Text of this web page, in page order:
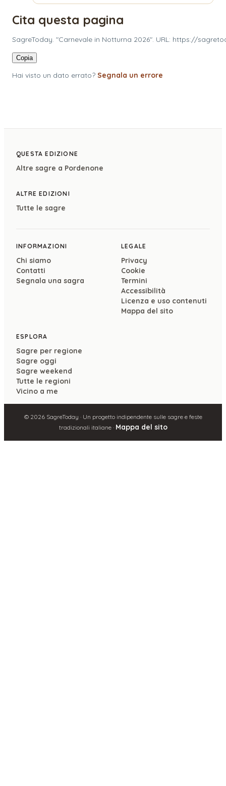
Cita questa pagina
SagreToday. "Carnevale in Notturna 2026". URL: https://
Copia
Hai visto un dato errato? Segnala un errore
QUESTA EDIZIONE
Altre sagre a Pordenone
ALTRE EDIZIONI
Tutte le sagre
INFORMAZIONI
Chi siamo
Contatti
Segnala una sagra
LEGALE
Privacy
Cookie
Termini
Accessibilità
Licenza e uso contenuti
Mappa del sito
ESPLORA
Sagre per regione
Sagre oggi
Sagre weekend
Tutte le regioni
Vicino a me
© 2026SagreToday · Un progetto indipendente sulle sagre e feste
tradizionali italiane · Mappa del sito